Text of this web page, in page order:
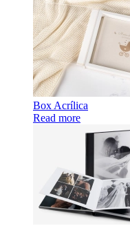
Box Acrílica
Read more